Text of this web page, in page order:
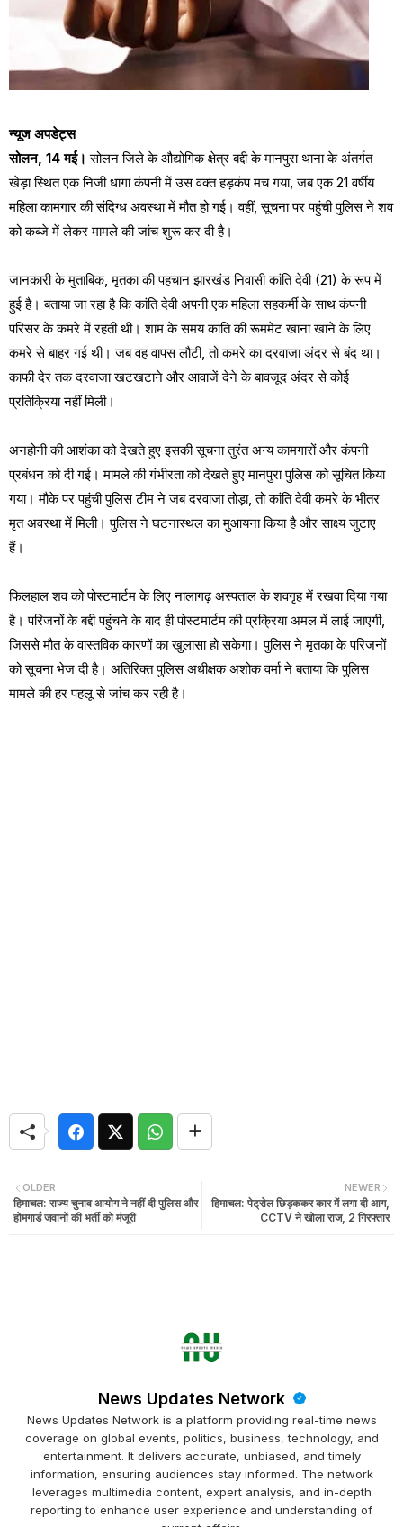
न्यूज अपडेट्स
सोलन, 14 मई।सोलन जिले के औद्योगिक क्षेत्र बद्दी के मानपुरा थाना के अंतर्गत
खेड़ा स्थित एक निजी धागा कंपनी में उस वक्त हड़कंप मच गया, जब एक 21 वर्षीय
महिला कामगार की संदिग्ध अवस्था में मौत हो गई। वहीं, सूचना पर पहुंची पुलिस ने शव
को कब्जे में लेकर मामले की जांच शुरू कर दी है।
जानकारी के मुताबिक, मृतका की पहचान झारखंड निवासी कांति देवी (21) के रूप में
हुई है। बताया जा रहा है कि कांति देवी अपनी एक महिला सहकर्मी के साथ कंपनी
परिसर के कमरे में रहती थी। शाम के समय कांति की रूममेट खाना खाने के लिए
कमरे से बाहर गई थी। जब वह वापस लौटी, तो कमरे का दरवाजा अंदर से बंद था।
काफी देर तक दरवाजा खटखटाने और आवाजें देने के बावजूद अंदर से कोई
प्रतिक्रिया नहीं मिली।
अनहोनी की आशंका को देखते हुए इसकी सूचना तुरंत अन्य कामगारों और कंपनी
प्रबंधन को दी गई। मामले की गंभीरता को देखते हुए मानपुरा पुलिस को सूचित किया
गया। मौके पर पहुंची पुलिस टीम ने जब दरवाजा तोड़ा, तो कांति देवी कमरे के भीतर
मृत अवस्था में मिली। पुलिस ने घटनास्थल का मुआयना किया है और साक्ष्य जुटाए
हैं।
फिलहाल शव को पोस्टमार्टम के लिए नालागढ़ अस्पताल के शवगृह में रखवा दिया गया
है। परिजनों के बद्दी पहुंचने के बाद ही पोस्टमार्टम की प्रक्रिया अमल में लाई जाएगी,
जिससे मौत के वास्तविक कारणों का खुलासा हो सकेगा। पुलिस ने मृतका के परिजनों
को सूचना भेज दी है। अतिरिक्त पुलिस अधीक्षक अशोक वर्मा ने बताया कि पुलिस
मामले की हर पहलू से जांच कर रही है।
NEWER
हिमाचल: पेट्रोल छिड़ककर कार में लगा दी आग,
CCTV ने खोला राज, 2 गिरफ्तार
OLDER
हिमाचल: राज्य चुनाव आयोग ने नहीं दी पुलिस और
होमगार्ड जवानों की भर्ती को मंजूरी
News Updates Network
News Updates Network is a platform providing real-time news
coverage on global events, politics, business, technology, and
entertainment. It delivers accurate, unbiased, and timely
information, ensuring audiences stay informed. The network
leverages multimedia content, expert analysis, and in-depth
reporting to enhance user experience and understanding of